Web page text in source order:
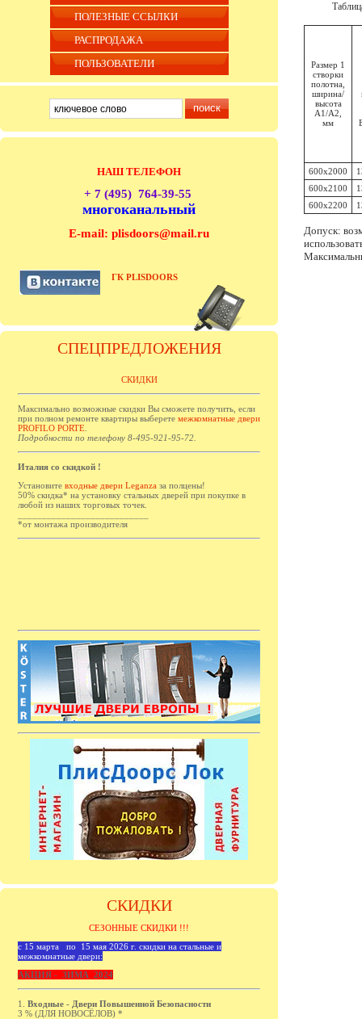
ПОЛЕЗНЫЕ ССЫЛКИ
РАСПРОДАЖА
ПОЛЬЗОВАТЕЛИ
НАШ ТЕЛЕФОН
+ 7 (495) 764-39-55
многоканальный
E-mail: plisdoors@mail.ru
ГК PLISDOORS
СПЕЦПРЕДЛОЖЕНИЯ
СКИДКИ
Максимально возможные скидки Вы сможете получить, если
при полном ремонте квартиры выберете межкомнатные двери
PROFILO PORTE
Подробности по телефону 8-495-921-95-72.
Италия со скидкой !
Установите входные двери Leganza за полцены!
50% скидка* на установку стальных дверей при покупке в
любой из наших торговых точек.
*от монтажа производителя
СКИДКИ
СЕЗОННЫЕ СКИДКИ !!!
с 15 марта по 15 мая 2026 г. скидки на стальные и
межкомнатные двери:
АКЦИЯ - ЗИМА 2024
1. Входные - Двери Повышенной Безопасности
3 % (ДЛЯ НОВОСЁЛОВ) *
Размер 1
створки
полотна,
ширина/
высота
А1/А2,
мм
600x2000
600x2100
600x2200
Допуск: